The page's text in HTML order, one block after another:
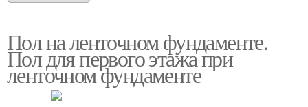
Пол на ленточном фундаменте.
Пол для первого этажа при
ленточном фундаменте